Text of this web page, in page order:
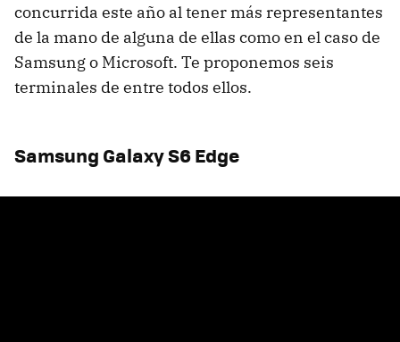
concurrida este año al tener más representantes
de la mano de alguna de ellas como en el caso de
Samsung o Microsoft. Te proponemos seis
terminales de entre todos ellos.
Samsung Galaxy S6 Edge